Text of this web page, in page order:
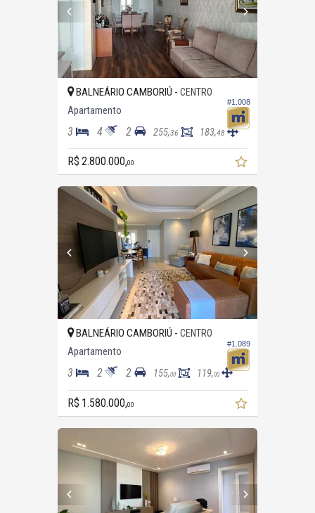
#1.008
BALNEÁRIO CAMBORIÚ - CENTRO
Apartamento
3 4 2 255,36 183,48
R$ 2.800.000,00
#1.089
BALNEÁRIO CAMBORIÚ - CENTRO
Apartamento
3 2 2 155,00 119,00
R$ 1.580.000,00